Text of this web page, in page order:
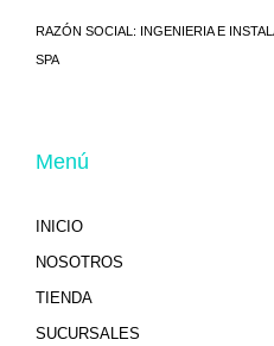
RAZÓN SOCIAL:
INGENIERIA E
SPA
Menú
INICIO
NOSOTROS
TIENDA
SUCURSALES